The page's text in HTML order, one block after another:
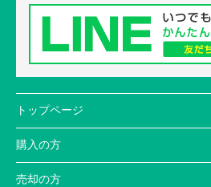
トップページ
購入の方
売却の方